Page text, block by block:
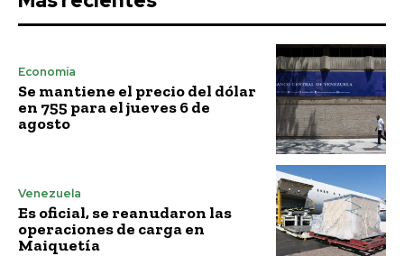
Economía
Se mantiene el precio del dólar
en 755 para el jueves 6 de
agosto
Venezuela
Es oficial, se reanudaron las
operaciones de carga en
Maiquetía